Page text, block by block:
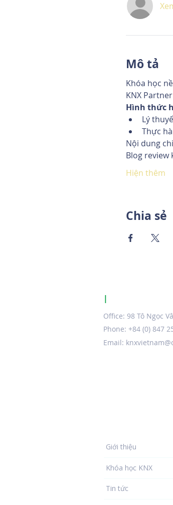
Mô tả
Khóa học
KNX
Hình thức
Lý
Thực
Nội dung
Blog review
Hiện thêm
Chia sẻ
|
Office: 98 Tô Ngọc
Phone: +84 (0) 847
Email:
Giới thiệu
Khóa học KNX
Tin tức